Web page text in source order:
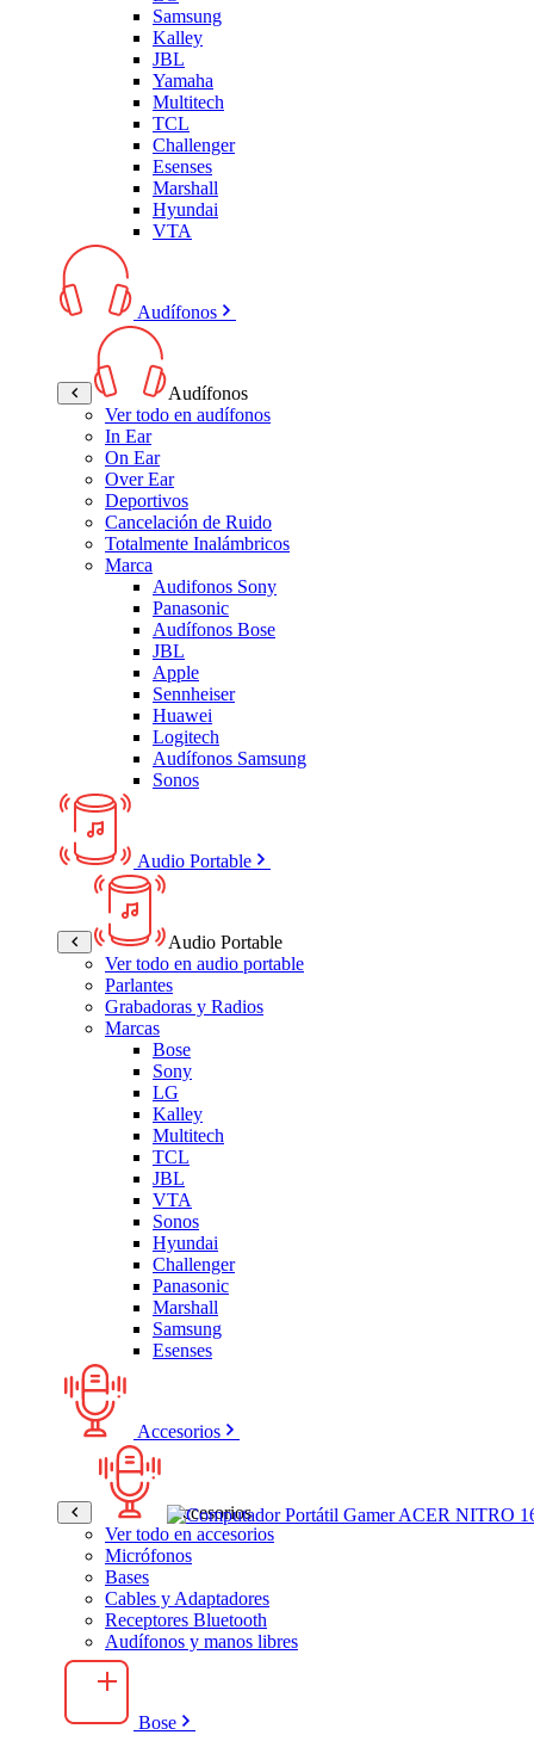
Samsung
Kalley
JBL
Yamaha
Multitech
TCL
Challenger
Esenses
Marshall
Hyundai
VTA
Audífonos
Audífonos
Ver todo en audífonos
In Ear
On Ear
Over Ear
Deportivos
Cancelación de Ruido
Totalmente Inalámbricos
Marca
Audifonos Sony
Panasonic
Audífonos Bose
JBL
Apple
Sennheiser
Huawei
Logitech
Audífonos Samsung
Sonos
Audio Portable
Audio Portable
Ver todo en audio portable
Parlantes
Grabadoras y Radios
Marcas
Bose
Sony
LG
Kalley
Multitech
TCL
JBL
VTA
Sonos
Hyundai
Challenger
Panasonic
Marshall
Samsung
Esenses
Accesorios
Accesorios
Ver todo en accesorios
Micrófonos
Bases
Cables y Adaptadores
Receptores Bluetooth
Audífonos y manos libres
Bose